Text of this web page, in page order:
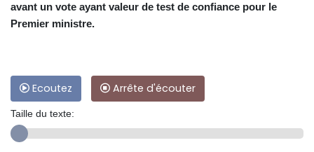
avant un vote ayant valeur de test de confiance pour le
Premier ministre.
Ecoutez Arrête d'écouter
Taille du texte: